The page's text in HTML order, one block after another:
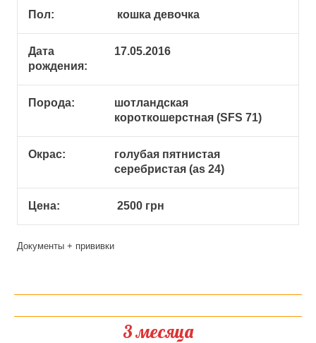
Пол: кошка девочка
Дата
рождения:
17.05.2016
Порода:
шотландская
короткошерстная (SFS 71)
Окрас:
голубая пятнистая
серебристая (аs 24)
Цена: 2500 грн
Документы + прививки
3 месяца